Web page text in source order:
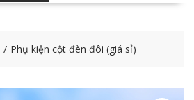
Phụ kiện cột đèn đôi (giá sỉ)